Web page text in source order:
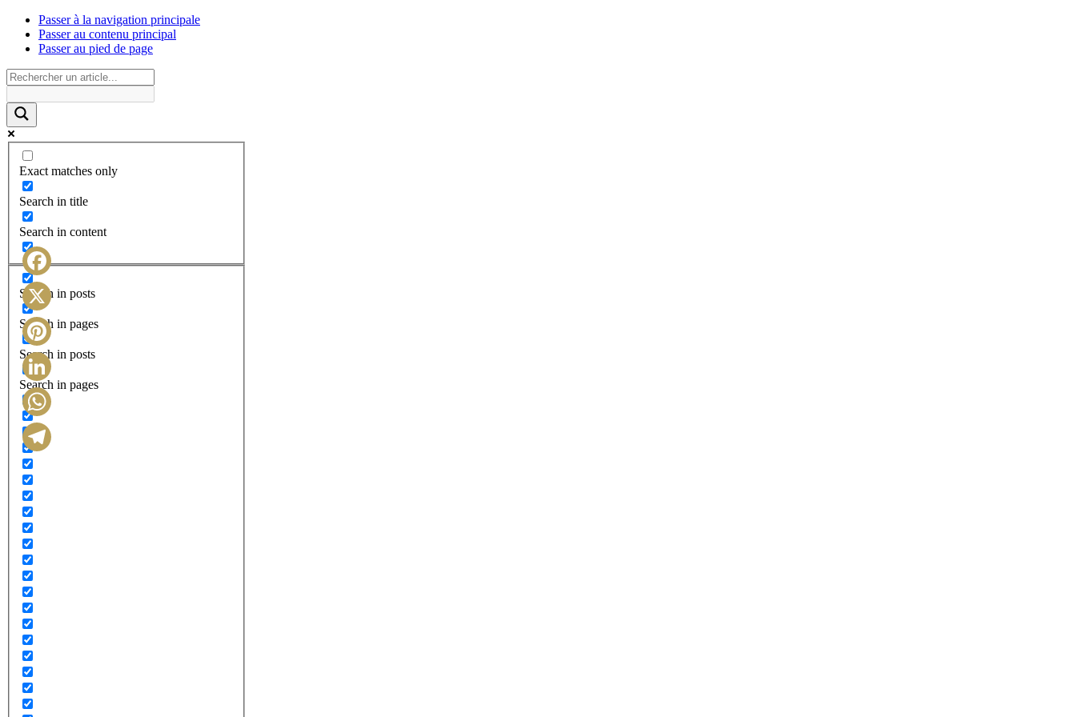
Passer à la navigation principale
Passer au contenu principal
Passer au pied de page
Exact matches only
Search in title
Search in content
Search in posts
Search in pages
Search in posts
Search in pages
Facebook
X
Pinterest
LinkedIn
WhatsApp
Telegram